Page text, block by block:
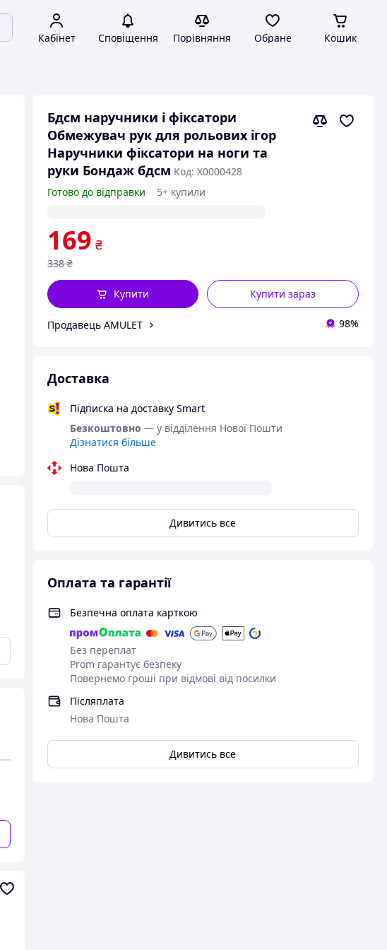
Кабінет Сповіщення Порівняння Обране Кошик
Бдсм наручники і фіксатори
Обмежувач рук для рольових ігор
Наручники фіксатори на ноги та
руки Бондаж бдсм Код: X0000428
Готово до відправки
5+ купили
169 ₴
338 ₴
Купити зараз
Купити
Продавець AMULET 98%
Доставка
Підписка на доставку Smart
Безкоштовно — у відділення Нової Пошти
Дізнатися більше
Нова Пошта
Дивитись все
Оплата та гарантії
Безпечна оплата карткою
Без переплат
Prom гарантує безпеку
Повернемо гроші при відмові від посилки
Післяплата
Нова Пошта
Дивитись все